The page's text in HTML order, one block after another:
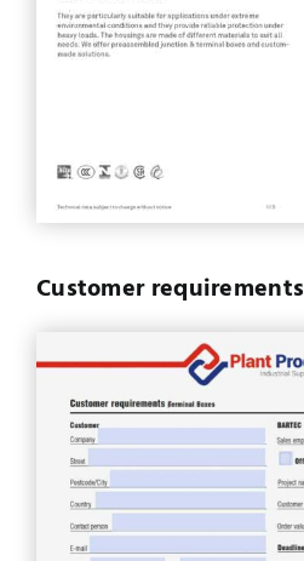
Customer requirements